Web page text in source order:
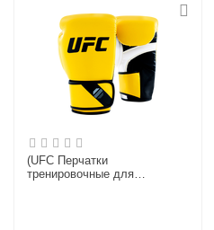
(UFC Перчатки
тренировочные для